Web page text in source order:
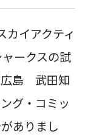
カイアクティ
ークスの試
広島 武田知
グ・コミッ
ありまし